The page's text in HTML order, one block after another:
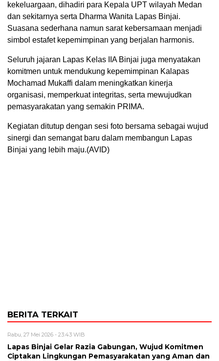
kekeluargaan, dihadiri para Kepala UPT wilayah Medan
dan sekitarnya serta Dharma Wanita Lapas Binjai.
Suasana sederhana namun sarat kebersamaan menjadi
simbol estafet kepemimpinan yang berjalan harmonis.
Seluruh jajaran Lapas Kelas IIA Binjai juga menyatakan
komitmen untuk mendukung kepemimpinan Kalapas
Mochamad Mukaffi dalam meningkatkan kinerja
organisasi, memperkuat integritas, serta mewujudkan
pemasyarakatan yang semakin PRIMA.
Kegiatan ditutup dengan sesi foto bersama sebagai wujud
sinergi dan semangat baru dalam membangun Lapas
Binjai yang lebih maju.(AVID)
BERITA TERKAIT
Rabu, 27 Mei 2026 - 23:43 WIB
Lapas Binjai Gelar Razia Gabungan, Wujud Komitmen
Ciptakan Lingkungan Pemasyarakatan yang Aman dan